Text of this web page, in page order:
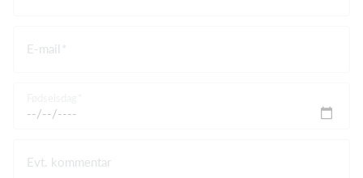
E-mail
Evt. kommentar